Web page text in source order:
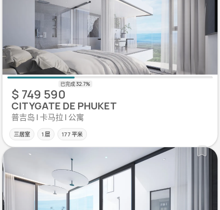
$ 749 590
CITYGATE DE PHUKET
普吉岛 | 卡马拉 | 公寓
三居室 1 层 177 平米